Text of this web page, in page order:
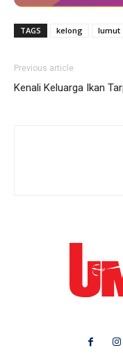
TAGS kelong lumut
Previous article
Kenali Keluarga Ikan